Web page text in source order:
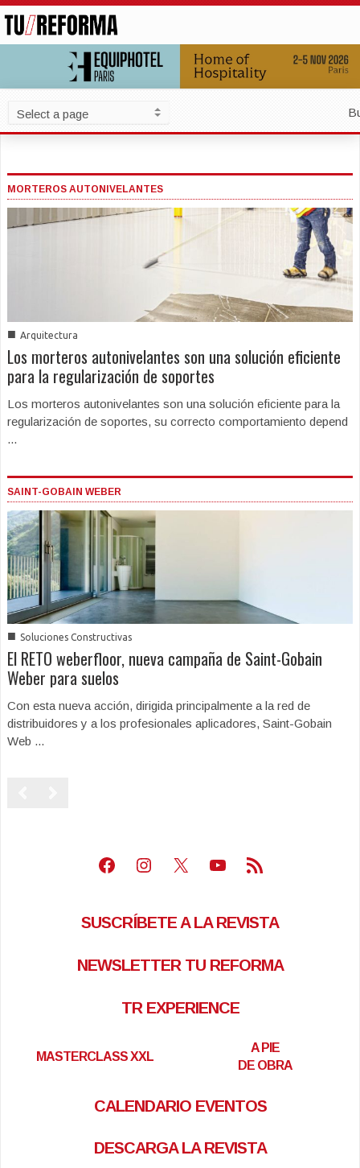
MORTEROS AUTONIVELANTES
■ Arquitectura
Los morteros autonivelantes son una solución eficiente
para la regularización de soportes
Los morteros autonivelantes son una solución eficiente para la
regularización de soportes, su correcto comportamiento depend
...
SAINT-GOBAIN WEBER
■ Soluciones Constructivas
El RETO weberfloor, nueva campaña de Saint-Gobain
Weber para suelos
Con esta nueva acción, dirigida principalmente a la red de
distribuidores y a los profesionales aplicadores, Saint-Gobain
Web ...
Facebook
Instagram
X Youtube
Feed RSS
SUSCRÍBETE A LA REVISTA
NEWSLETTER TU REFORMA
TR EXPERIENCE
MASTERCLASS XXL
A PIE
DE OBRA
CALENDARIO EVENTOS
DESCARGA LA REVISTA